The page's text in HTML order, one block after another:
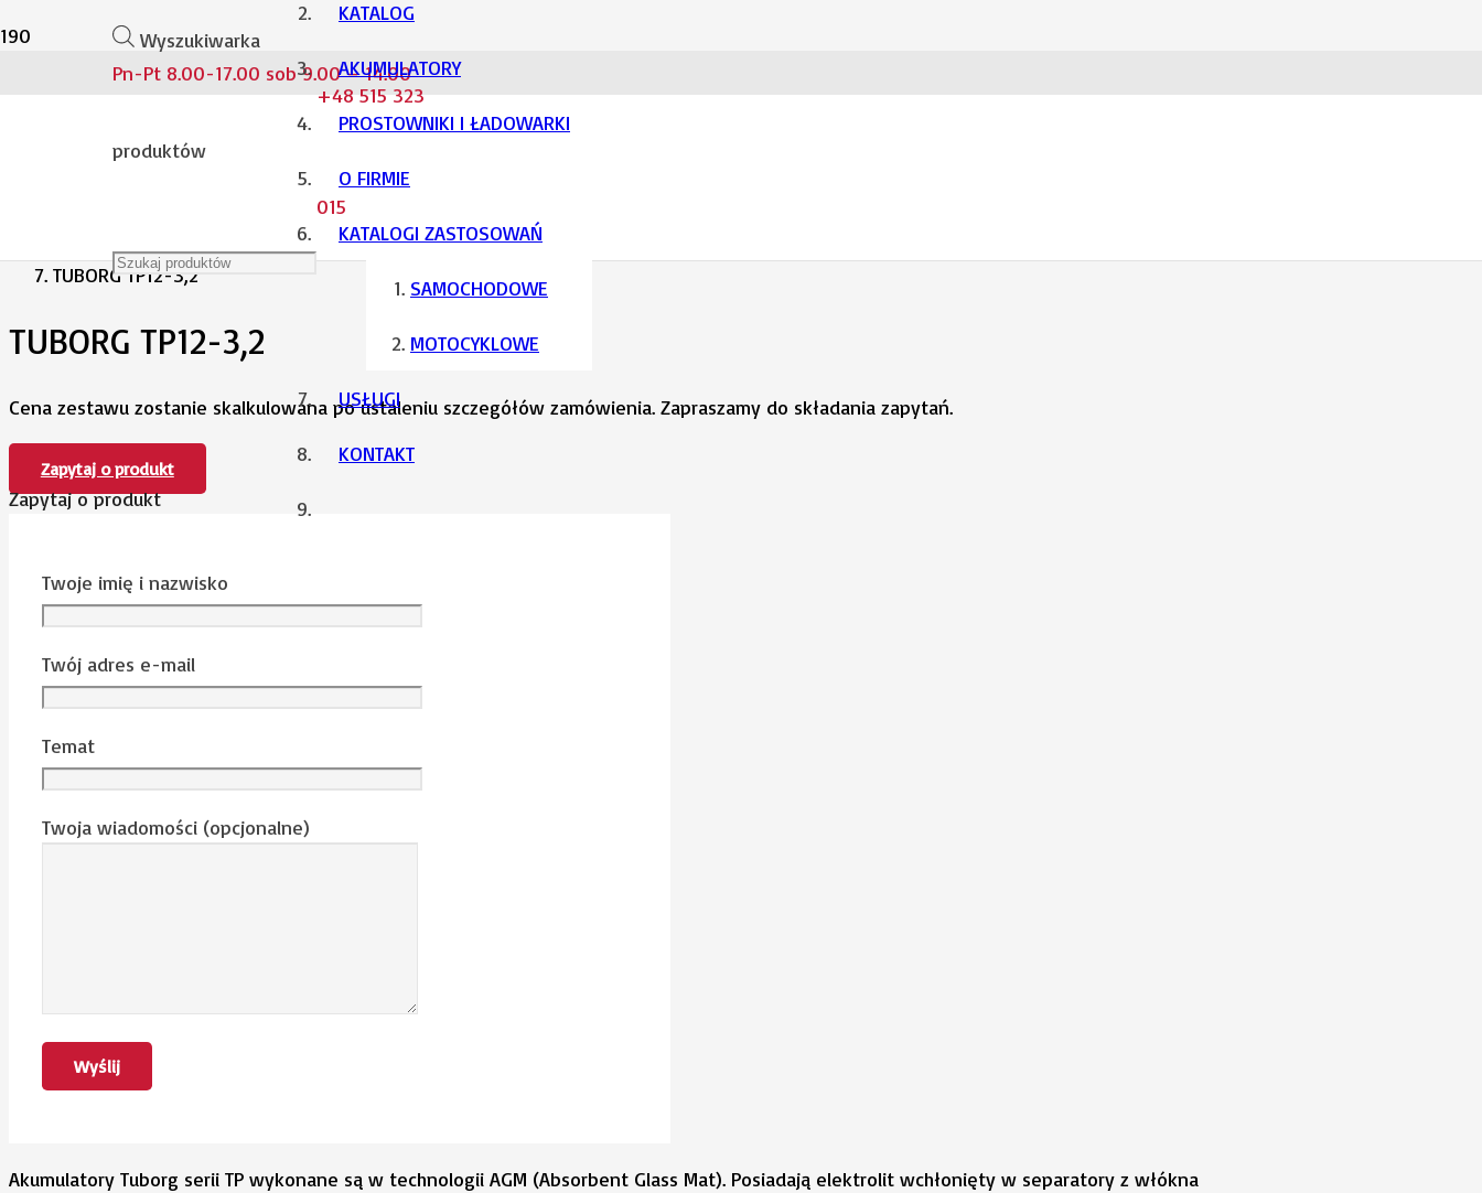
Pn-Pt 8.00-17.00 sob 9.00 – 14.00
Wyszukiwarka
produktów
+48 515 323
015
KATALOG
AKUMULATORY
PROSTOWNIKI I ŁADOWARKI
O FIRMIE
KATALOGI ZASTOSOWAŃ
SAMOCHODOWE
MOTOCYKLOWE
USŁUGI
KONTAKT
Strona główna
Akumulatory
TUBORG TP12-3,2
TUBORG TP12-3,2
Cena zestawu zostanie skalkulowana po ustaleniu szczegółów zamówienia. Zapraszamy do składania zapytań.
Zapytaj o produkt
Zapytaj o produkt
Twoje imię i nazwisko
Twój adres e-mail
Temat
Twoja wiadomości (opcjonalne)
Akumulatory Tuborg serii TP wykonane są w technologii AGM (Absorbent Glass Mat). Posiadają elektrolit wchłonięty w separatory z włókna